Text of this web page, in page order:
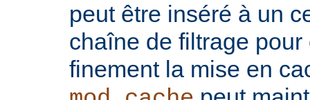
peut être inséré à un
chaîne de filtrage
finement la mise en